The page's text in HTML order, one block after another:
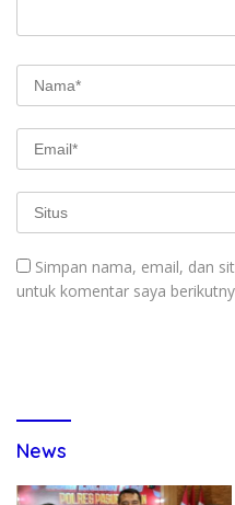
Simpan nama, email, dan
untuk komentar saya
News